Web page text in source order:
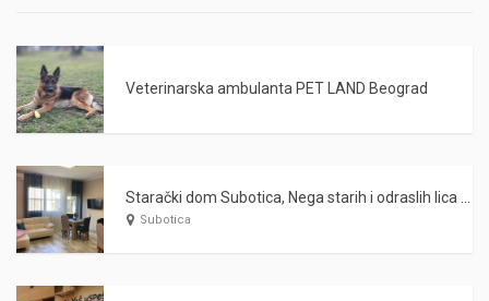
Veterinarska ambulanta PET LAND Beograd
Starački dom Subotica, Nega starih i odraslih lica WARDA 2021
Subotica